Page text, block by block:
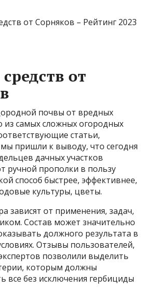
от
почвы от вредных
из самых сложных огородных
статьи,
пришли к выводу, что сегодня
дачных участков
ручной прополки в пользу
способ быстрее, эффективнее,
культуры, цветы.
зависят от применения, задач,
Состав может значительно
должного результата в
Отзывы пользователей,
позволили выделить
которым должны
все без исключения гербициды